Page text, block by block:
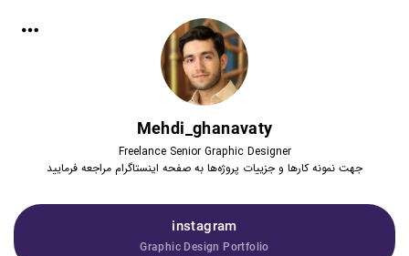
Mehdi_ghanavaty
Freelance Senior Graphic Designer
جهت نمونه کارها و جزییات پروژه‌ها به صفحه اینستاگرام مراجعه فرمایید
instagram
Graphic Design Portfolio